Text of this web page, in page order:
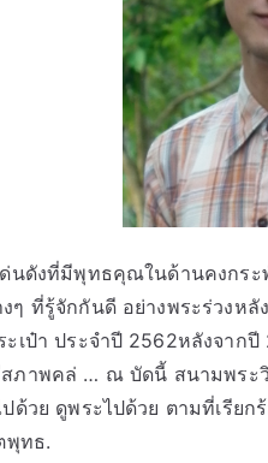
ด่นดังที่มีพุทธคุณในด้านคงกร
ๆ ที่รู้จักกันดี อย่างพระร่วงห
ะเป๋า ประจำปี 2562หลังจาก
ภาพคล่ … ณ บัดนี้ สนามพระ
ด้วย ดูพระไปด้วย ตามที่เรี
พุทธ.